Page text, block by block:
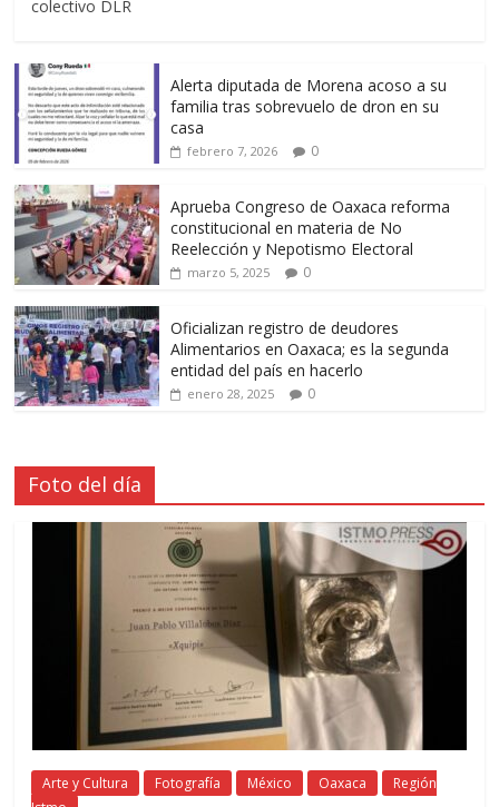
colectivo DLR
Alerta diputada de Morena acoso a su
familia tras sobrevuelo de dron en su
casa
febrero 7, 2026 0
Aprueba Congreso de Oaxaca reforma
constitucional en materia de No
Reelección y Nepotismo Electoral
marzo 5, 2025 0
Oficializan registro de deudores
Alimentarios en Oaxaca; es la segunda
entidad del país en hacerlo
enero 28, 2025 0
Foto del día
Arte y Cultura Fotografía México Oaxaca
Región